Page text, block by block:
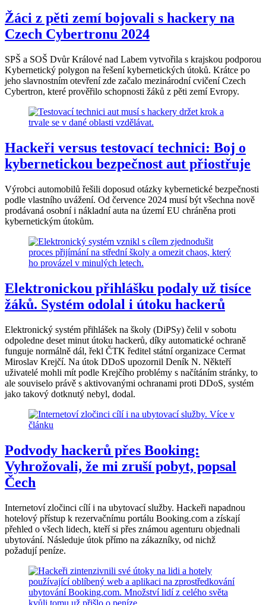
Žáci z pěti zemí bojovali s hackery na
Czech Cybertronu 2024
SPŠ a SOŠ Dvůr Králové nad Labem vytvořila s krajskou podporou
Kybernetický polygon na řešení kybernetických útoků. Krátce po
jeho slavnostním otevření zde začalo mezinárodní cvičení Czech
Cybertron, které prověřilo schopnosti žáků z pěti zemí Evropy.
Hackeři versus testovací technici: Boj o
kybernetickou bezpečnost aut přiostřuje
Výrobci automobilů řešili doposud otázky kybernetické bezpečnosti
podle vlastního uvážení. Od července 2024 musí být všechna nově
prodávaná osobní i nákladní auta na území EU chráněna proti
kybernetickým útokům.
Elektronickou přihlášku podaly už tisíce
žáků. Systém odolal i útoku hackerů
Elektronický systém přihlášek na školy (DiPSy) čelil v sobotu
odpoledne deset minut útoku hackerů, díky automatické ochraně
funguje normálně dál, řekl ČTK ředitel státní organizace Cermat
Miroslav Krejčí. Na útok DDoS upozornil Deník N. Někteří
uživatelé mohli mít podle Krejčího problémy s načítáním stránky, to
ale souviselo právě s aktivovanými ochranami proti DDoS, systém
jako takový dotknutý nebyl, dodal.
Podvody hackerů přes Booking:
Vyhrožovali, že mi zruší pobyt, popsal
Čech
Internetoví zločinci cílí i na ubytovací služby. Hackeři napadnou
hotelový přístup k rezervačnímu portálu Booking.com a získají
přehled o všech lidech, kteří si přes známou agenturu objednali
ubytování. Následuje útok přímo na zákazníky, od nichž
požadují peníze.